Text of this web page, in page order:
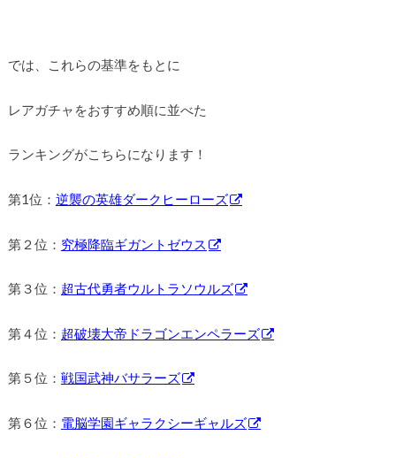
では、これらの基準をもとに
レアガチャをおすすめ順に並べた
ランキングがこちらになります！
第1位： 逆襲の英雄ダークヒーローズ
第２位： 究極降臨ギガントゼウス
第３位： 超古代勇者ウルトラソウルズ
第４位： 超破壊大帝ドラゴンエンペラーズ
第５位： 戦国武神バサラーズ
第６位： 電脳学園ギャラクシーギャルズ